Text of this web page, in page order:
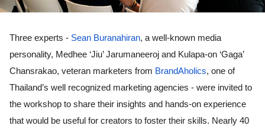
Three experts - Sean Buranahiran, a well-known media
personality, Medhee ‘Jiu’ Jarumaneeroj and Kulapa-on ‘Gaga’
Chansrakao, veteran marketers from BrandAholics, one of
Thailand’s well recognized marketing agencies - were invited to
the workshop to share their insights and hands-on experience
that would be useful for creators to foster their skills. Nearly 40